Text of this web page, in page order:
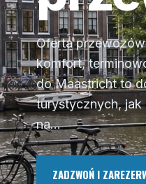
Oferta
komfort,
do Maastricht to
turystycznych, jak
na...
ZADZWOŃ I